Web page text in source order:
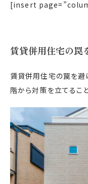
[insert
賃貸併用住宅の罠
賃貸併用住宅の罠を避
階から対策を立てるこ